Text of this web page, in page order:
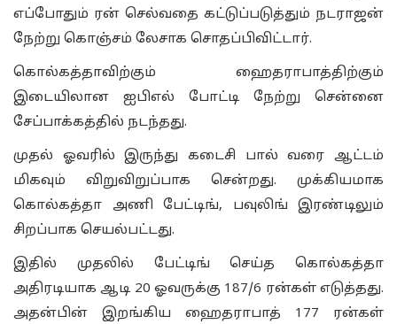
எப்போதும் ரன் செல்வதை கட்டுப்படுத்தும் நடராஜன்
நேற்று கொஞ்சம் லேசாக சொதப்பிவிட்டார்.
கொல்கத்தாவிற்கும் ஹைதராபாத்திற்கும்
இடையிலான ஐபிஎல் போட்டி நேற்று சென்னை
சேப்பாக்கத்தில் நடந்தது.
முதல் ஓவரில் இருந்து கடைசி பால் வரை ஆட்டம்
மிகவும் விறுவிறுப்பாக சென்றது. முக்கியமாக
கொல்கத்தா அணி பேட்டிங், பவுலிங் இரண்டிலும்
சிறப்பாக செயல்பட்டது.
இதில் முதலில் பேட்டிங் செய்த கொல்கத்தா
அதிரடியாக ஆடி 20 ஓவருக்கு 187/6 ரன்கள் எடுத்தது.
அதன்பின் இறங்கிய ஹைதராபாத் 177 ரன்கள்